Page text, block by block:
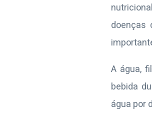
doenças
A água,
bebida
água por